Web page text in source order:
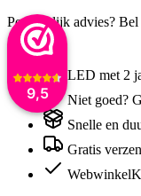
9,5
Persoonlijk advies?
LED met 2
Niet goed?
Snelle en
Gratis